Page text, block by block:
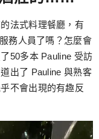
法式料理餐廳，有
務人員了嗎？怎麼會
50多本 Pauline 受訪
出了 Pauline 與熟客
不會出現的有趣反